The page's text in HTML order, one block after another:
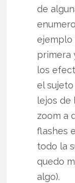
de
ejemplo
primera
los
el
lejos de
zoom a
flashes
todo la
quedo
algo).